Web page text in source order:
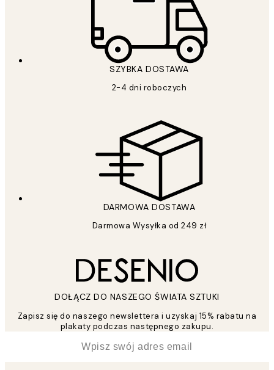
SZYBKA DOSTAWA
2-4 dni roboczych
DARMOWA DOSTAWA
Darmowa Wysyłka od 249 zł
DOŁĄCZ DO NASZEGO ŚWIATA SZTUKI
Zapisz się do naszego newslettera i uzyskaj 15% rabatu na
plakaty podczas następnego zakupu.